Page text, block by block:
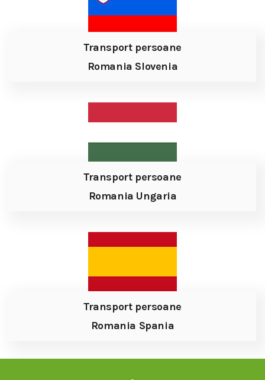
Transport persoane
Romania Slovenia
Transport persoane
Romania Ungaria
Transport persoane
Romania Spania